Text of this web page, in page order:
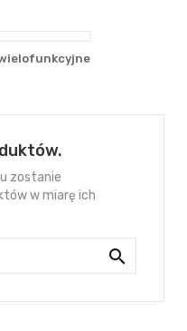
zostanie
w miarę ich
